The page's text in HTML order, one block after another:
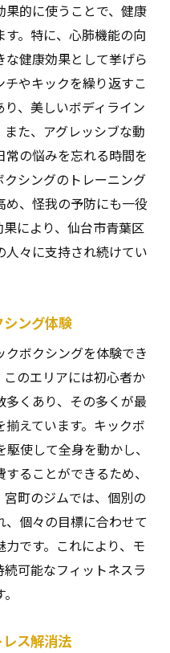
的に使うことで、健康
。特に、心肺機能の向
健康効果として挙げら
やキックを繰り返すこ
、美しいボディライン
た、アグレッシブな動
の悩みを忘れる時間を
シングのトレーニング
、怪我の予防にも一役
により、仙台市青葉区
々に支持され続けてい
ング体験
ボクシングを体験でき
のエリアには初心者か
くあり、その多くが最
えています。キックボ
使して全身を動かし、
ることができるため、
町のジムでは、個別の
個々の目標に合わせて
です。これにより、モ
可能なフィットネスラ
ス解消法